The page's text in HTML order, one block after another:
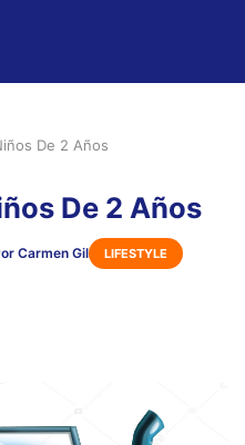
De 2 Años
De 2 Años
Carmen Gil LIFESTYLE